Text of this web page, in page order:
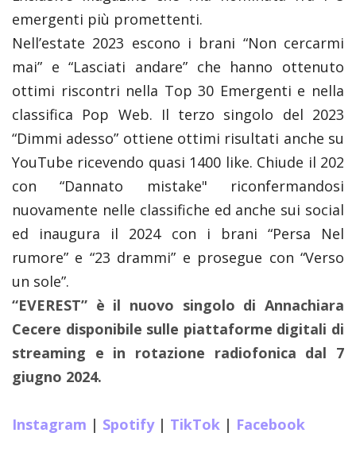
emergenti più promettenti.
Nell’estate 2023 escono i brani “Non cercarmi
mai” e “Lasciati andare” che hanno ottenuto
ottimi riscontri nella Top 30 Emergenti e nella
classifica Pop Web. Il terzo singolo del 2023
“Dimmi adesso” ottiene ottimi risultati anche su
YouTube ricevendo quasi 1400 like. Chiude il 202
con “Dannato mistake" riconfermandosi
nuovamente nelle classifiche ed anche sui social
ed inaugura il 2024 con i brani “Persa Nel
rumore” e “23 drammi” e prosegue con “Verso
un sole”.
“EVEREST” è il nuovo singolo di Annachiara
Cecere disponibile sulle piattaforme digitali di
streaming e in rotazione radiofonica dal 7
giugno 2024.
Instagram | Spotify| TikTok | Facebook